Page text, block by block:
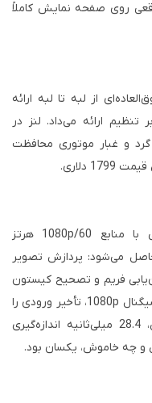
روی صفحه نمایش کاملاً
4010 وضوح فوق‌العاده‌ای از لبه تا لبه ارائه
ارائه می‌داد. لنز در
و غبار موتوری محافظت
دلاری.
اپسون می‌گوید بهترین زمان پاسخ‌دهی با منابع 1080p/60 هرتز
می‌شود: پردازش تصویر
فریم و تصحیح کیستون
همگی خاموش؛ و نسبت تصویر نرمال. با سیگنال 1080p، تأخیر ورودی را
با تنظیمات سریع یا دقیق برای پردازش، 28.4 میلی‌ثانیه اندازه‌گیری